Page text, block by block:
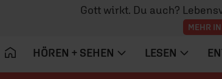
Gott wirkt. Du auch?
MEHR
HÖREN + SEHEN LESEN